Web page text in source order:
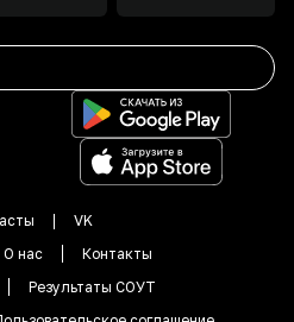
VK
О нас
Контакты
Результаты СОУТ